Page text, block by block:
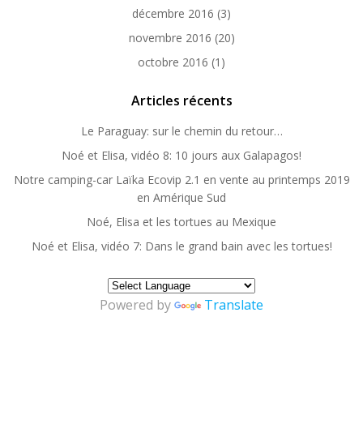
décembre 2016 (3)
novembre 2016 (20)
octobre 2016 (1)
Articles récents
Le Paraguay: sur le chemin du retour…
Noé et Elisa, vidéo 8: 10 jours aux Galapagos!
Notre camping-car Laïka Ecovip 2.1 en vente au printemps 2019
en Amérique Sud
Noé, Elisa et les tortues au Mexique
Noé et Elisa, vidéo 7: Dans le grand bain avec les tortues!
Powered by Translate